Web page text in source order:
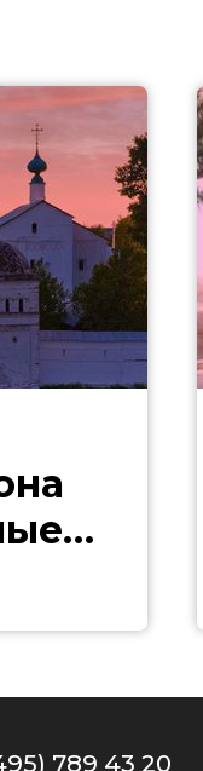
789 43 20